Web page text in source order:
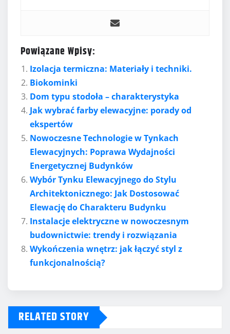
Powiązane Wpisy:
Izolacja termiczna: Materiały i techniki.
Biokominki
Dom typu stodoła – charakterystyka
Jak wybrać farby elewacyjne: porady od
ekspertów
Nowoczesne Technologie w Tynkach
Elewacyjnych: Poprawa Wydajności
Energetycznej Budynków
Wybór Tynku Elewacyjnego do Stylu
Architektonicznego: Jak Dostosować
Elewację do Charakteru Budynku
Instalacje elektryczne w nowoczesnym
budownictwie: trendy i rozwiązania
Wykończenia wnętrz: jak łączyć styl z
funkcjonalnością?
RELATED STORY